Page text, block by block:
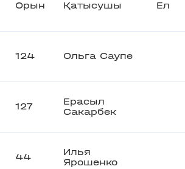
Орын Қатысушы Ел
124 Ольга Саупе
127
Ерасыл
Сакарбек
44
Илья
Ярошенко